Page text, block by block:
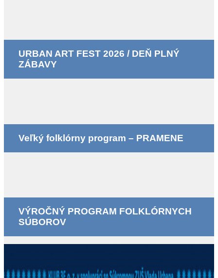
URBAN ART FEST 2026 / DEŇ PLNÝ
ZÁBAVY
Veľký folklórny program – PRAMENE
VÝROČNÝ PROGRAM FOLKLÓRNYCH
SÚBOROV